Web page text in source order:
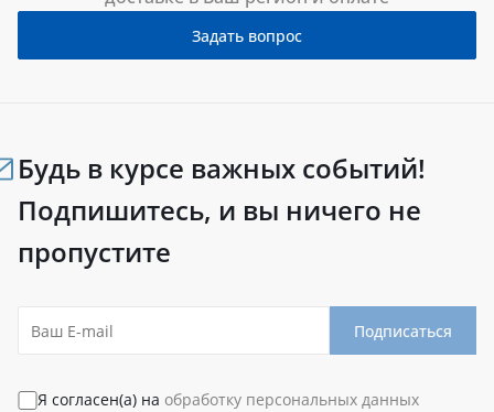
Задать вопрос
Будь в курсе важных событий!
Подпишитесь, и вы ничего не
пропустите
Подписаться
Я согласен(а) на обработку персональных данных